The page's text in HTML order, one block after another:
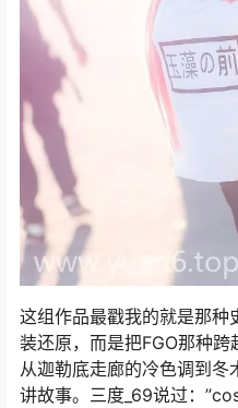
这组作品最戳我的就是那种
装还原，而是把FGO那种跨
从迦勒底走廊的冷色调到冬
讲故事。三度_69说过：